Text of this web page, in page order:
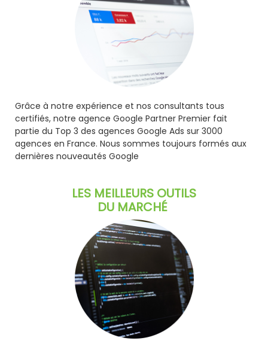
Grâce à notre expérience et nos consultants tous
certifiés, notre agence Google Partner Premier fait
partie du Top 3 des agences Google Ads sur 3000
agences en France. Nous sommes toujours formés aux
dernières nouveautés Google
LES MEILLEURS OUTILS
DU MARCHÉ